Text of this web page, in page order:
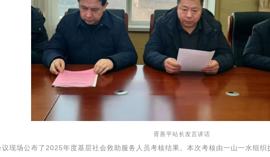
胥善平站长发言讲话
现场公布了2025年度基层社会救助服务人员考核结果。本次考核由一山一水组织